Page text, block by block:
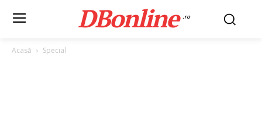
DBonline .ro
Acasă Special